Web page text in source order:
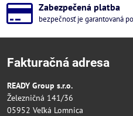
Zabezpečená platba
bezpečnosť je garantovaná
Fakturačná adresa
READY Group s.r.o.
Železničná 141/36
05952 Veľká Lomnica